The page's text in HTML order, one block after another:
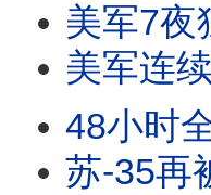
美军7夜狂
美军连续3晚空
48小时全面升
苏-35再被击